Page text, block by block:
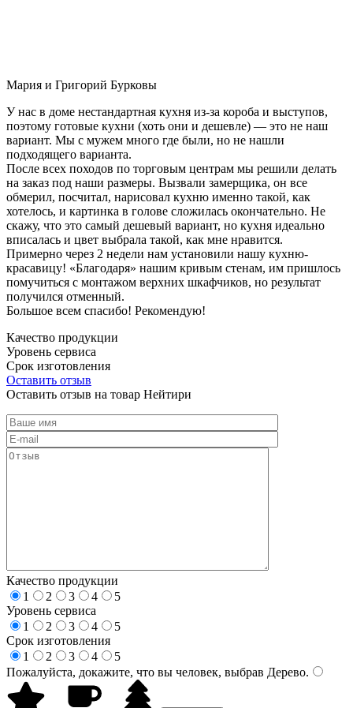
Мария и Григорий Бурковы
У нас в доме нестандартная кухня из-за короба и выступов,
поэтому готовые кухни (хоть они и дешевле) — это не наш
вариант. Мы с мужем много где были, но не нашли
подходящего варианта.
После всех походов по торговым центрам мы решили делать
на заказ под наши размеры. Вызвали замерщика, он все
обмерил, посчитал, нарисовал кухню именно такой, как
хотелось, и картинка в голове сложилась окончательно. Не
скажу, что это самый дешевый вариант, но кухня идеально
вписалась и цвет выбрала такой, как мне нравится.
Примерно через 2 недели нам установили нашу кухню-
красавицу! «Благодаря» нашим кривым стенам, им пришлось
помучиться с монтажом верхних шкафчиков, но результат
получился отменный.
Большое всем спасибо! Рекомендую!
Качество продукции
Уровень сервиса
Срок изготовления
Оставить отзыв
Оставить отзыв на товар Нейтири
Качество продукции
1
2 3 4
5
Уровень сервиса
1
2 3 4
5
Срок изготовления
1
2 3 4
5
Пожалуйста, докажите, что вы человек, выбрав Дерево.